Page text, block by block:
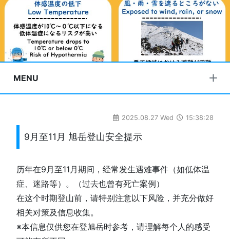
MENU
2025.08.27 Wed 15:38:28
9月至11月 旭岳登山安全提示
历年在9月至11月期间，经常发生遇难事件（如低体温
症、迷路等）。（过去也曾有死亡案例）
在这个时期登山前，请特别注意以下风险，并充分做好
相关对策及信息收集。
※本信息仅供您在登旭岳时参考，请理解每个人的感受